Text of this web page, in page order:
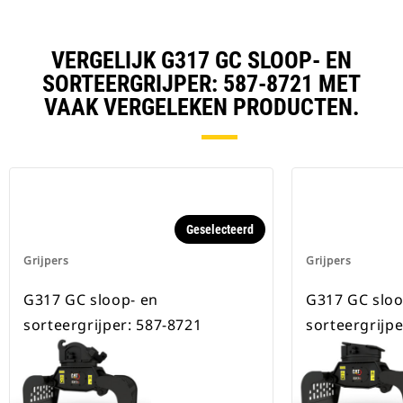
VERGELIJK G317 GC SLOOP- EN
SORTEERGRIJPER: 587-8721 MET
VAAK VERGELEKEN PRODUCTEN.
Grijpers
Geselecteerd
G317 GC sloop- en
sorteergrijper: 587-8721
Grijpers
G317 GC